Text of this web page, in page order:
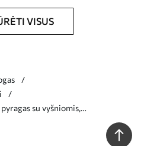
VISUS
su vyšniomis,
ir violetinė spalvos Nr